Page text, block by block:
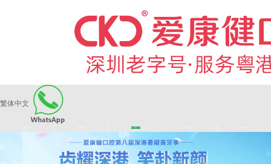
繁体中文
长者医疗券